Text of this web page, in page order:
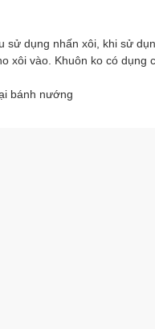
dụng nhấn xôi, khi sử
xôi vào. Khuôn ko có dụng
bánh nướng